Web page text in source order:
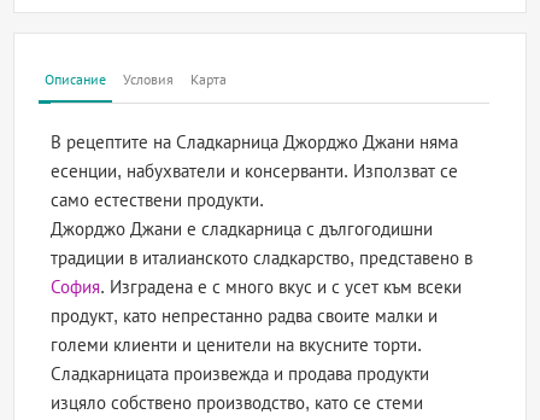
Описание Условия Карта
В рецептите на Сладкарница Джорджо Джани няма
есенции, набухватели и консерванти. Използват се
само естествени продукти.
Джорджо Джани е сладкарница с дългогодишни
традиции в италианското сладкарство, представено в
София. Изградена е с много вкус и с усет към всеки
продукт, като непрестанно радва своите малки и
големи клиенти и ценители на вкусните торти.
Сладкарницата произвежда и продава продукти
изцяло собствено производство, като се стеми